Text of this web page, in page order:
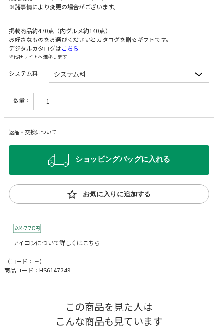
※諸事情により変更の場合がございます。
掲載商品約470点（内グルメ約140点）
お好きなものをお選びくださいとカタログを贈るギフトです。
デジタルカタログはこちら
※他社サイトへ遷移します
システム料
数量：
返品・交換について
ショッピングバッグに入れる
お気に入りに追加する
アイコンについて詳しくはこちら
（コード：－）
商品コード：HS6147249
この商品を見た人は
こんな商品も見ています